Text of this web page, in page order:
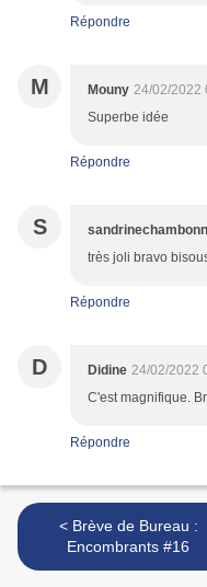
Répondre
M Mouny 24/02/2022
Superbe idée
Répondre
S sandrinechambonn
très joli bravo
Répondre
D Didine 24/02/2022
C'est magnifique.
Répondre
< Brève de Bureau :
Encombrants #16